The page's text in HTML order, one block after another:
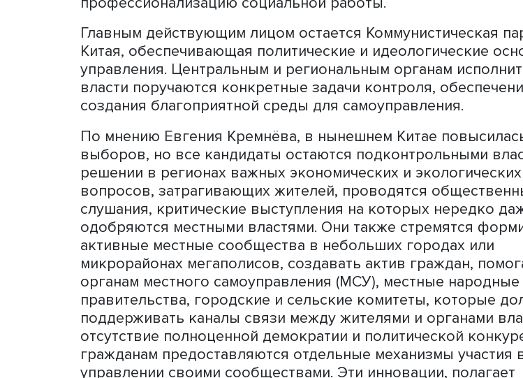
Нынешняя динамическая модель предполагает
субъектов управления. Она позволяет обществу
принятие решений и выражать свои интересы.
по мнению Евгения Кремнёва, дает возможность
процедуру детального предварительного
управления в регионах и после их апробации
успешные. Среди них докладчик назвал участие
организаций и отдельных граждан в решении
диверсификацию каналов социального управления,
правовое регулирование, а также специализацию и
профессионализацию социальной работы.
Главным действующим лицом остается
Китая, обеспечивающая политические и
управления. Центральным и региональным органам
власти поручаются конкретные задачи контроля,
создания благоприятной среды для самоуправления.